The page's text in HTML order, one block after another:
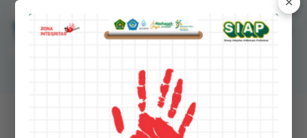
MANSAWANGI
Madrasah Aliyah Negeri 1 Banyuwangi
BERITA